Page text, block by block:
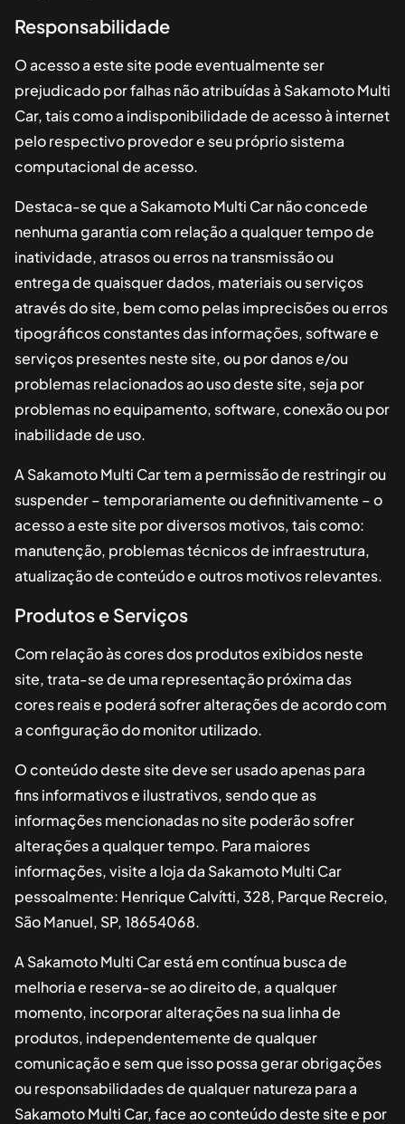
Responsabilidade
O acesso a este site pode eventualmente ser
prejudicado por falhas não atribuídas à Sakamoto Multi
Car, tais como a indisponibilidade de acesso à internet
pelo respectivo provedor e seu próprio sistema
computacional de acesso.
Destaca-se que a Sakamoto Multi Carnão concede
nenhuma garantia com relação a qualquer tempo de
inatividade, atrasos ou erros na transmissão ou
entrega de quaisquer dados, materiais ou serviços
através do site, bem como pelas imprecisões ou erros
tipográficos constantes das informações, software e
serviços presentes neste site, ou por danos e/ou
problemas relacionados ao uso deste site, seja por
problemas no equipamento, software, conexão ou por
inabilidade de uso.
A Sakamoto Multi Cartem a permissão de restringir ou
suspender – temporariamente ou definitivamente – o
acesso a este site por diversos motivos, tais como:
manutenção, problemas técnicos de infraestrutura,
atualização de conteúdo e outros motivos relevantes.
Produtos e Serviços
Com relação às cores dos produtos exibidos neste
site, trata-se de uma representação próxima das
cores reais e poderá sofrer alterações de acordo com
a configuração do monitor utilizado.
O conteúdo deste site deve ser usado apenas para
fins informativos e ilustrativos, sendo que as
informações mencionadas no site poderão sofrer
alterações a qualquer tempo. Para maiores
informações, visite a loja da Sakamoto Multi Car
pessoalmente: Henrique Calvítti, 328, Parque Recreio,
São Manuel, SP, 18654068.
A Sakamoto Multi Carestá em contínua busca de
melhoria e reserva-se ao direito de, a qualquer
momento, incorporar alterações na sua linha de
produtos, independentemente de qualquer
comunicação e sem que isso possa gerar obrigações
ou responsabilidades de qualquer natureza para a
Sakamoto Multi Car, face ao conteúdo deste site e por